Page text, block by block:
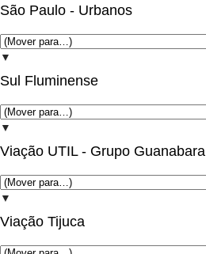
São Paulo - Urbanos
▼
Sul Fluminense
▼
Viação UTIL - Grupo Guanabara
▼
Viação Tijuca